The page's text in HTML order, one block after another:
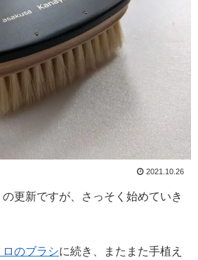
2021.10.26
更新ですが、さっそく始めていき
ロのブラシに続き、またまた手植え